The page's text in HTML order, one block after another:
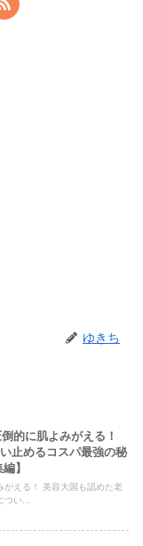
ゆきち
的に肌よみがえる！
止めるコスパ最強の秘
】
える！ 美容大国も認めた老
つい...